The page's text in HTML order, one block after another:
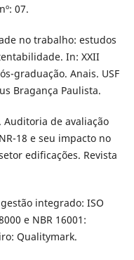
07.
no trabalho: estudos
In: XXII
graduação. Anais. USF
Bragança Paulista.
Auditoria de avaliação
18 e seu impacto no
edificações. Revista
integrado: ISO
e NBR 16001:
Qualitymark.